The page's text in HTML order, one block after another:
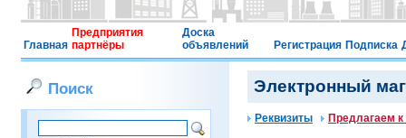
Главная
Предприятия
партнёры
Доска
объявлений
Регистрация Подписка
Поиск Электронный
Реквизиты Предлагаем